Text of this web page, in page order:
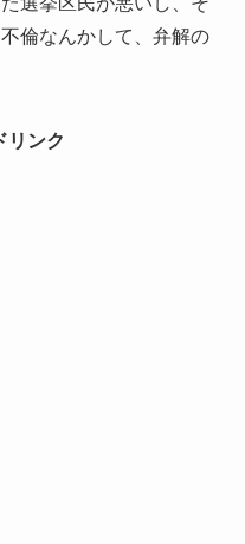
倫なんかして、弁解の
リンク